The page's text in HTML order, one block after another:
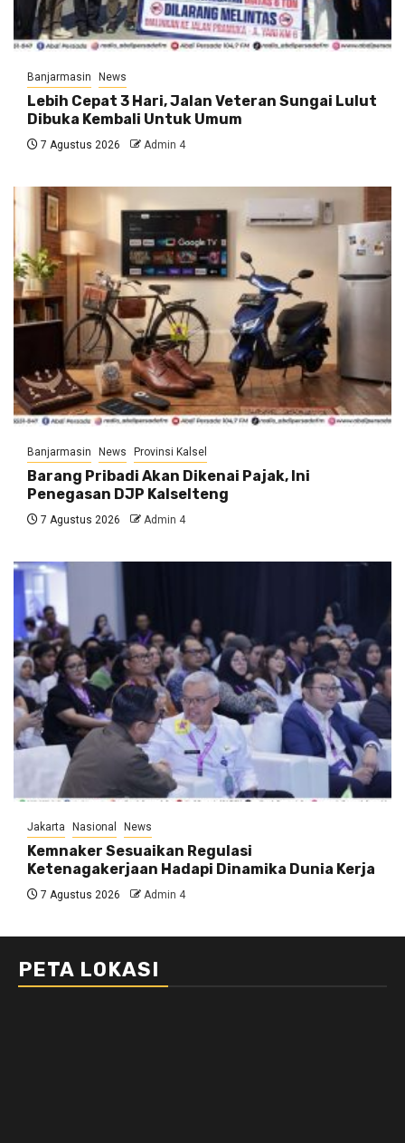
Banjarmasin News
Lebih Cepat 3 Hari, Jalan Veteran Sungai Lulut
Dibuka Kembali Untuk Umum
7 Agustus 2026 Admin 4
Banjarmasin News Provinsi Kalsel
Barang Pribadi Akan Dikenai Pajak, Ini
Penegasan DJP Kalselteng
7 Agustus 2026 Admin 4
Jakarta Nasional News
Kemnaker Sesuaikan Regulasi
Ketenagakerjaan Hadapi Dinamika Dunia Kerja
7 Agustus 2026 Admin 4
PETA LOKASI